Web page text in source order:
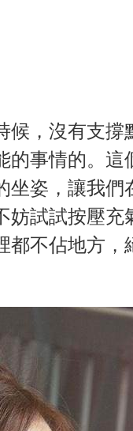
候，沒有支撐
的事情的。這
坐姿，讓我們
妨試試按壓充
都不佔地方，